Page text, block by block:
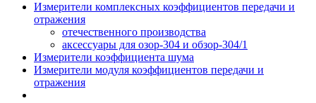
Измерители комплексных коэффициентов передачи и
отражения
отечественного производства
аксессуары для озор-304 и обзор-304/1
Измерители коэффициента шума
Измерители модуля коэффициентов передачи и
отражения